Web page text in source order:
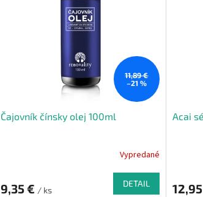
11,89 €
–21 %
Čajovník čínsky olej 100ml
Vypredané
9,35 € / ks
DETAIL
Acai